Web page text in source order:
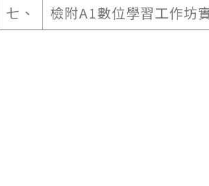
七、 檢附A1數位學習工作坊